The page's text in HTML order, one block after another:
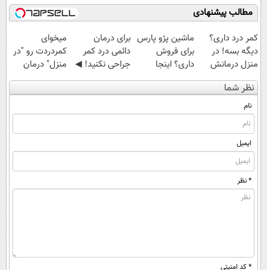
با تخفیف)
مطالب پیشنهادی
کمر درد داری؟
دیگه بسه! در
منزل درمانش
کن
(◀پرسش‌نامه)
ماشین پژو پارس
برای فروش
داری؟ اینجا
سریع بفروشش
برای درمان
دائمی درد کمر
جراحی نکنید! ◀
پرسش‌نامه رو پر
کن ▶
میخوای
کمردردت رو "در
منزل" درمان
کنی؟ (◂فیلم +
◂پرسش‌نامه)
نظر شما
نام
ایمیل
* نظر
* کد امنیتی